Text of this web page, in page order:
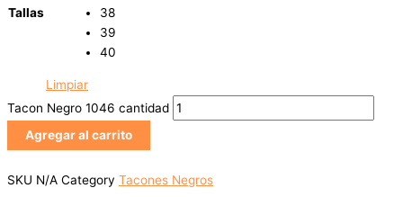
Tallas
38
39
40
Limpiar
Tacon Negro 1046 cantidad
Agregar al carrito
SKU N/A Category Tacones Negros